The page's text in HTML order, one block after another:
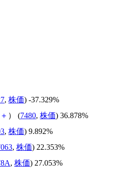
, 株価) -37.329%
＋ ） (7480, 株価) 36.878%
, 株価) 9.892%
, 株価) 22.353%
, 株価) 27.053%